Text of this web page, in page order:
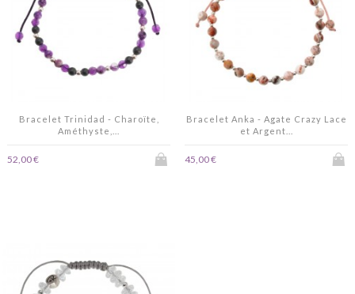
Bracelet Trinidad - Charoïte,
Améthyste,...
52,00 €
Bracelet Anka - Agate Crazy Lace
et Argent...
45,00 €